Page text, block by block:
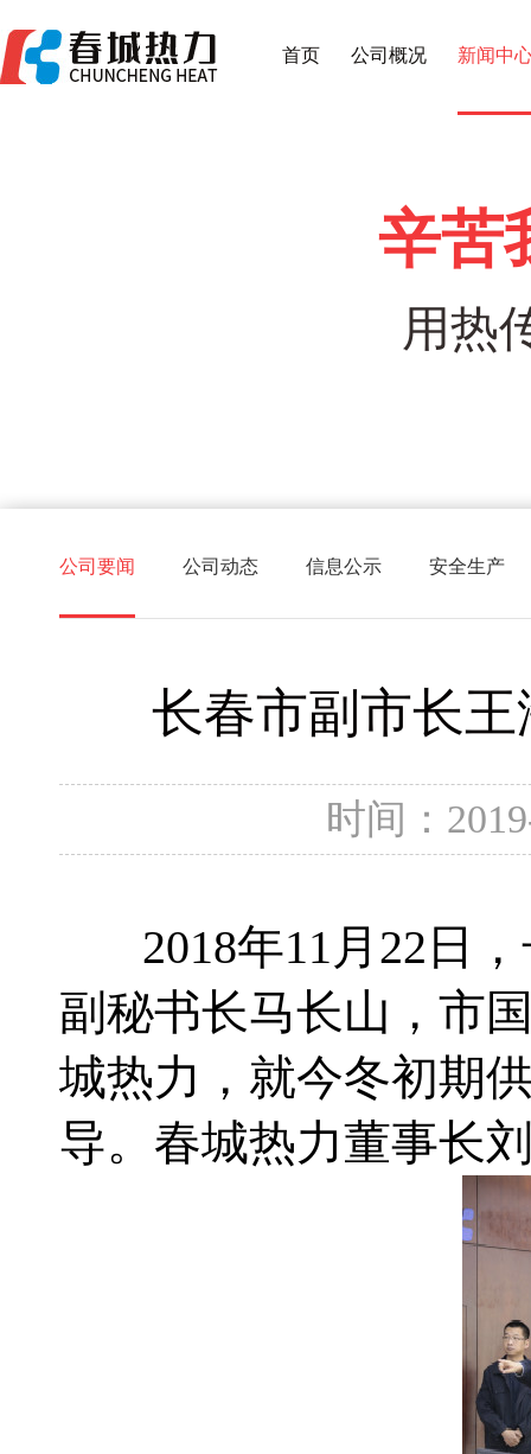
首页 公司概况 新闻中
辛苦
用热
公司要闻 公司动态 信息公示 安全生产
长春市副市长
时间：
2018年11月22日，
副秘书长马长山，市
城热力，就今冬初期
导。春城热力董事长